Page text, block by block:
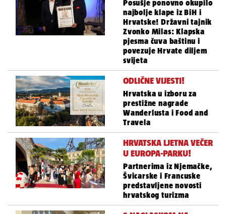
Posušje ponovno okupilo
najbolje klape iz BiH i
Hrvatske! Državni tajnik
Zvonko Milas: Klapska
pjesma čuva baštinu i
povezuje Hrvate diljem
svijeta
ODLIČNE VIJESTI!
Hrvatska u izboru za
prestižne nagrade
Wanderlusta i Food and
Travela
HRVATSKA LJETNA VEČER
U EUROPA-PARKU!
Partnerima iz Njemačke,
Švicarske i Francuske
predstavljene novosti
hrvatskog turizma